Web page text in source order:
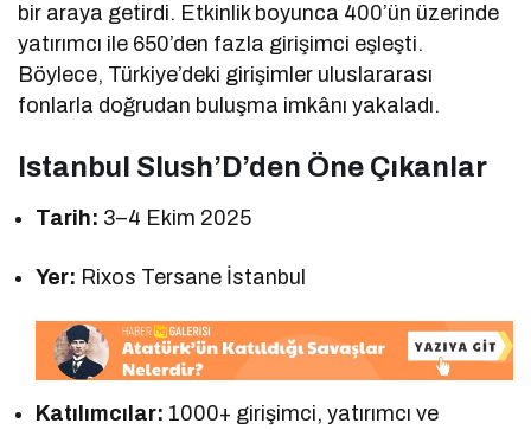
bir araya getirdi. Etkinlik boyunca 400’ün üzerinde
yatırımcı ile 650’den fazla girişimci eşleşti.
Böylece, Türkiye’deki girişimler uluslararası
fonlarla doğrudan buluşma imkânı yakaladı.
Istanbul Slush’D’den Öne Çıkanlar
Tarih: 3–4 Ekim 2025
Yer: Rixos Tersane İstanbul
Katılımcılar: 1000+ girişimci, yatırımcı ve